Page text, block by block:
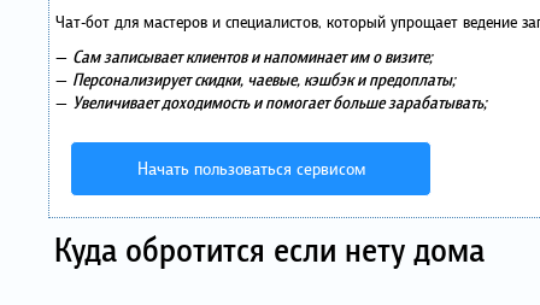
Чат-бот для мастеров и специалистов, который упрощает ведение
— Сам записывает клиентов и напоминает им о визите;
— Персонализирует скидки, чаевые, кэшбэк и предоплаты;
— Увеличивает доходимость и помогает больше зарабатывать;
Начать пользоваться сервисом
Куда обротится если нету дома